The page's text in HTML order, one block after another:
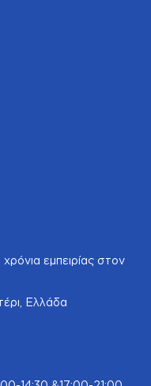
εμπειρίας στον
Ελλάδα